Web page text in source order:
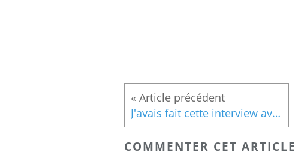
J'avais fait cette interview avec radio Vatican après les portes ouvertes de la mosquée.
COMMENTER CET ARTICLE